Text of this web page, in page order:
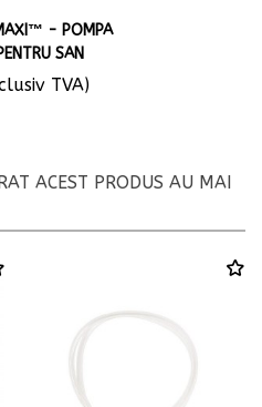
- POMPA
SAN
TVA)
ACEST PRODUS AU MAI